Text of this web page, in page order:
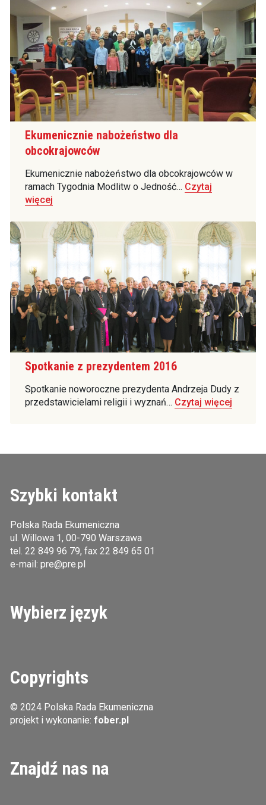
Ekumenicznie nabożeństwo dla
obcokrajowców
Ekumenicznie nabożeństwo dla obcokrajowców w
ramach Tygodnia Modlitw o Jedność… Czytaj
więcej
Spotkanie z prezydentem 2016
Spotkanie noworoczne prezydenta Andrzeja Dudy z
przedstawicielami religii i wyznań… Czytaj więcej
Szybki kontakt
Polska Rada Ekumeniczna
ul. Willowa 1, 00-790 Warszawa
tel. 22 849 96 79, fax 22 849 65 01
e-mail: pre@pre.pl
Wybierz język
Copyrights
© 2024 Polska Rada Ekumeniczna
projekt i wykonanie: fober.pl
Znajdź nas na